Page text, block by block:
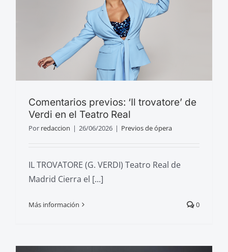
Comentarios previos: ‘Il trovatore’ de
Verdi en el Teatro Real
Por redaccion | 26/06/2026 | Previos de ópera
IL TROVATORE (G. VERDI) Teatro Real de
Madrid Cierra el [...]
Más información 0